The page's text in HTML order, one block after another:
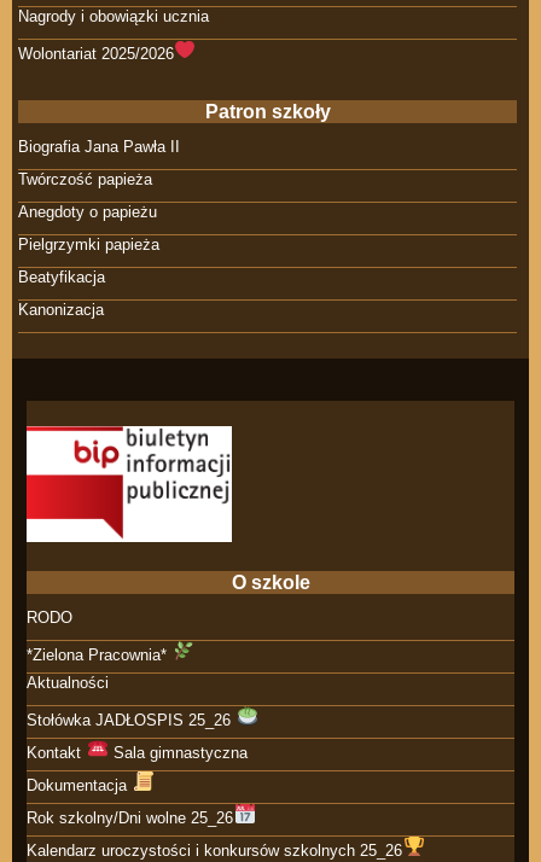
Nagrody i obowiązki ucznia
Wolontariat 2025/2026
Patron szkoły
Biografia Jana Pawła II
Twórczość papieża
Anegdoty o papieżu
Pielgrzymki papieża
Beatyfikacja
Kanonizacja
O szkole
RODO
*Zielona Pracownia*
Aktualności
Stołówka JADŁOSPIS 25_26
Kontakt
Sala gimnastyczna
Dokumentacja
Rok szkolny/Dni wolne 25_26
Kalendarz uroczystości i konkursów szkolnych 25_26